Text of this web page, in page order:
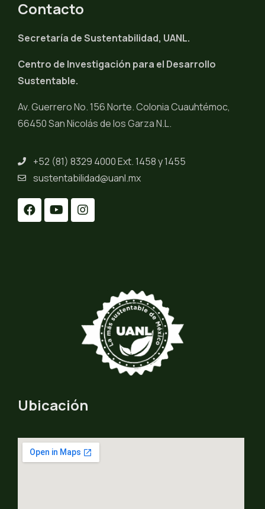
Contacto
Secretaría de Sustentabilidad, UANL.
Centro de Investigación para el Desarrollo
Sustentable.
Av. Guerrero No. 156 Norte. Colonia Cuauhtémoc,
66450 San Nicolás de los Garza N.L.
+52 (81) 8329 4000 Ext. 1458 y 1455
sustentabilidad@uanl.mx
Ubicación